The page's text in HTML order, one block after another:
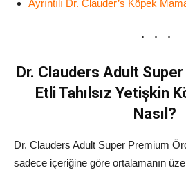
Ayrıntılı Dr. Clauder’s Köpek
Dr. Clauders Adult
Etli Tahılsız Yetişkin
Nasıl?
Dr. Clauders Adult Super Premium
sadece içeriğine göre ortalamanın